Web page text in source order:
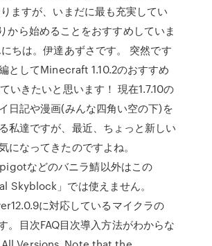
ますが、いまだに最も充実してい
から始めることをおすすめしていま
ちは。伊達あずさです。 突然です
としてMinecraft 1.10.2のおすすめ
いきたいと思います！ 現在1.7.10の
日記や漫画(みんな四角い空の下)を
私達ですが、最近、ちょっと新しい
になってきたのですよね。
などのバニラ鯖以外はこの
Skyblock」では使えません。
に対応しているマイクラの
。目次FAQ目次導入方法がわからな